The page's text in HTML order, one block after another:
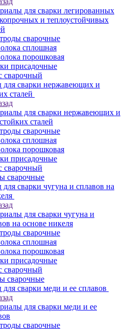
для сварки легированных
и теплоустойчивых
сварочные
сплошная
порошковая
присадочные
сварочный
для сварки нержавеющих и
сталей
для сварки нержавеющих и
сталей
сварочные
сплошная
порошковая
присадочные
сварочный
сварочные
сварки чугуна и сплавов на
для сварки чугуна и
на основе никеля
сварочные
сплошная
порошковая
присадочные
сварочный
сварочные
сварки меди и ее сплавов
для сварки меди и ее
сварочные